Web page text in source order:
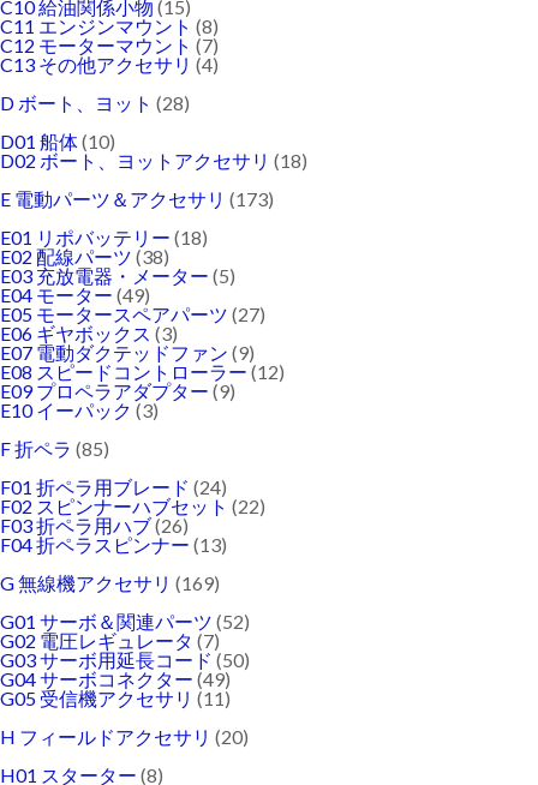
C10 給油関係小物 (15)
C11 エンジンマウント (8)
C12 モーターマウント (7)
C13 その他アクセサリ (4)
D ボート、ヨット (28)
D01 船体(10)
D02 ボート、ヨットアクセサリ (18)
E 電動パーツ＆アクセサリ (173)
E01 リポバッテリー (18)
E02 配線パーツ (38)
E03 充放電器・メーター (5)
E04 モーター (49)
E05 モータースペアパーツ (27)
E06 ギヤボックス (3)
E07 電動ダクテッドファン (9)
E08 スピードコントローラー (12)
E09 プロペラアダプター (9)
E10 イーパック (3)
F 折ペラ (85)
F01 折ペラ用ブレード (24)
F02 スピンナーハブセット (22)
F03 折ペラ用ハブ(26)
F04 折ペラスピンナー (13)
G 無線機アクセサリ (169)
G01 サーボ＆関連パーツ (52)
G02 電圧レギュレータ (7)
G03 サーボ用延長コード (50)
G04 サーボコネクター (49)
G05 受信機アクセサリ (11)
H フィールドアクセサリ (20)
H01 スターター (8)